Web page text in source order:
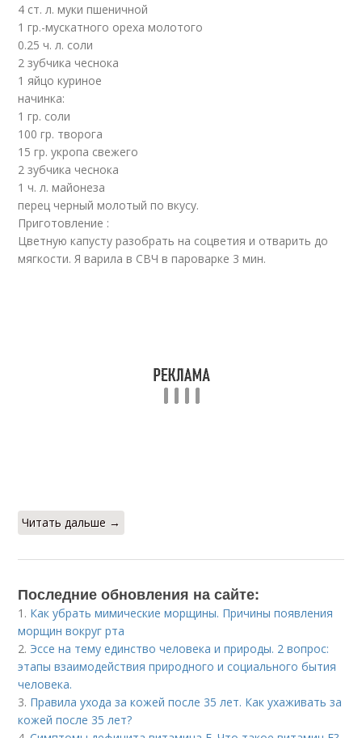
4 ст. л. муки пшеничной
1 гр.-мускатного ореха молотого
0.25 ч. л. соли
2 зубчика чеснока
1 яйцо куриное
начинка:
1 гр. соли
100 гр. творога
15 гр. укропa свежего
2 зубчика чеснока
1 ч. л. майонеза
перец черный молотый по вкусу.
Приготовление :
Цветную капусту разобрать на соцветия и отварить до
мягкости. Я варила в СВЧ в пароварке 3 мин.
Читать дальше →
Последние обновления на сайте:
1. Как убрать мимические морщины. Причины появления
морщин вокруг рта
2. Эссе на тему единство человека и природы. 2 вопрос:
этапы взаимодействия природного и социального бытия
человека.
3. Правила ухода за кожей после 35 лет. Как ухаживать за
кожей после 35 лет?